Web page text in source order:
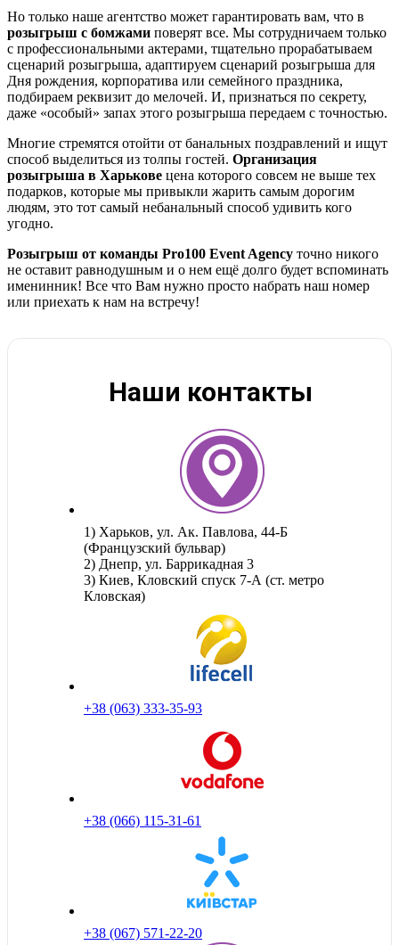
Но только наше агентство может гарантировать вам, что в
розыгрыш с бомжами поверят все. Мы сотрудничаем только
с профессиональными актерами, тщательно прорабатываем
сценарий розыгрыша, адаптируем сценарий розыгрыша для
Дня рождения, корпоратива или семейного праздника,
подбираем реквизит до мелочей. И, признаться по секрету,
даже «особый» запах этого розыгрыша передаем с точностью.
Многие стремятся отойти от банальных поздравлений и ищут
способ выделиться из толпы гостей. Организация
розыгрыша в Харькове цена которого совсем не выше тех
подарков, которые мы привыкли жарить самым дорогим
людям, это тот самый небанальный способ удивить кого
угодно.
Розыгрыш от команды Pro100 Event Agency точно никого
не оставит равнодушным и о нем ещё долго будет вспоминать
именинник! Все что Вам нужно просто набрать наш номер
или приехать к нам на встречу!
Наши контакты
1) Харьков, ул. Ак. Павлова, 44-Б
(Французский бульвар)
2) Днепр, ул. Баррикадная 3
3) Киев, Кловский спуск 7-А (ст. метро
Кловская)
+38 (063) 333-35-93
+38 (066) 115-31-61
+38 (067) 571-22-20